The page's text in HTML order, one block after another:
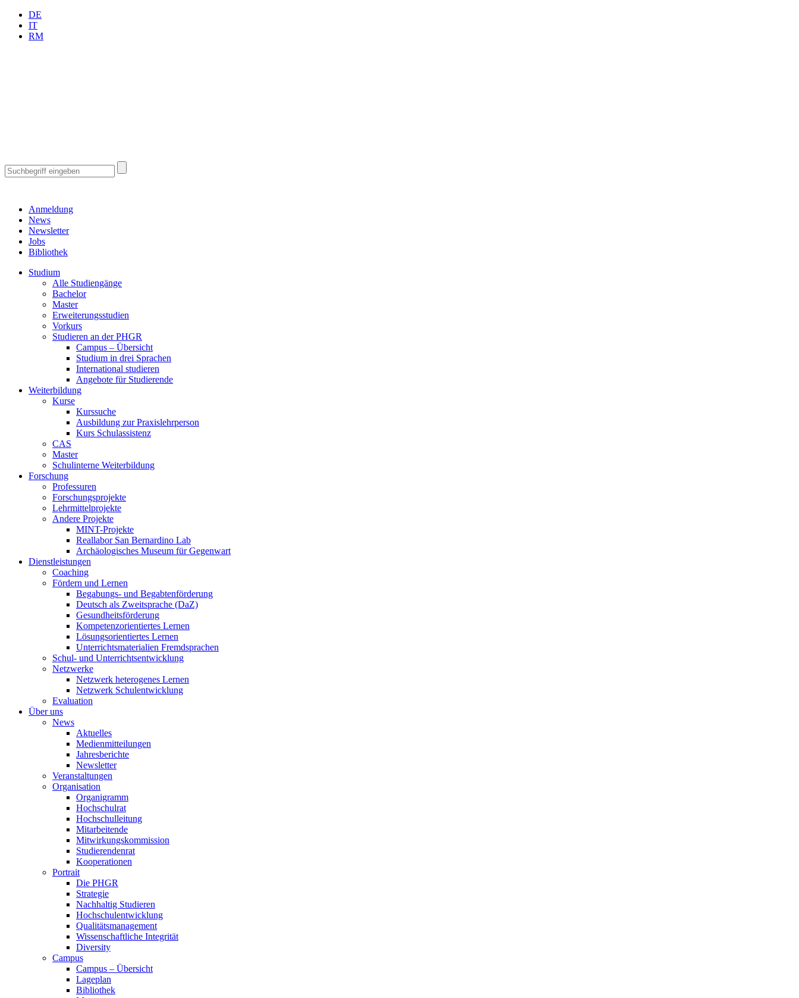
DE
IT
RM
Anmeldung
News
Newsletter
Jobs
Bibliothek
Studium
Alle Studiengänge
Bachelor
Master
Erweiterungsstudien
Vorkurs
Studieren an der PHGR
Campus – Übersicht
Studium in drei Sprachen
International studieren
Angebote für Studierende
Weiterbildung
Kurse
Kurssuche
Ausbildung zur Praxislehrperson
Kurs Schulassistenz
CAS
Master
Schulinterne Weiterbildung
Forschung
Professuren
Forschungsprojekte
Lehrmittelprojekte
Andere Projekte
MINT-Projekte
Reallabor San Bernardino Lab
Archäologisches Museum für Gegenwart
Dienstleistungen
Coaching
Fördern und Lernen
Begabungs- und Begabtenförderung
Deutsch als Zweitsprache (DaZ)
Gesundheitsförderung
Kompetenzorientiertes Lernen
Lösungsorientiertes Lernen
Unterrichtsmaterialien Fremdsprachen
Schul- und Unterrichtsentwicklung
Netzwerke
Netzwerk heterogenes Lernen
Netzwerk Schulentwicklung
Evaluation
Über uns
News
Aktuelles
Medienmitteilungen
Jahresberichte
Newsletter
Veranstaltungen
Organisation
Organigramm
Hochschulrat
Hochschulleitung
Mitarbeitende
Mitwirkungskommission
Studierendenrat
Kooperationen
Portrait
Die PHGR
Strategie
Nachhaltig Studieren
Hochschulentwicklung
Qualitätsmanagement
Wissenschaftliche Integrität
Diversity
Campus
Campus – Übersicht
Lageplan
Bibliothek